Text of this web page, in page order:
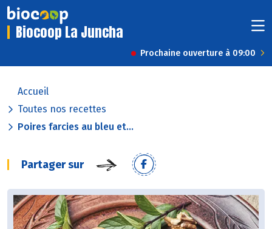
Biocoop La Juncha
Prochaine ouverture à 09:00
Accueil
Toutes nos recettes
Poires farcies au bleu et...
Partager sur